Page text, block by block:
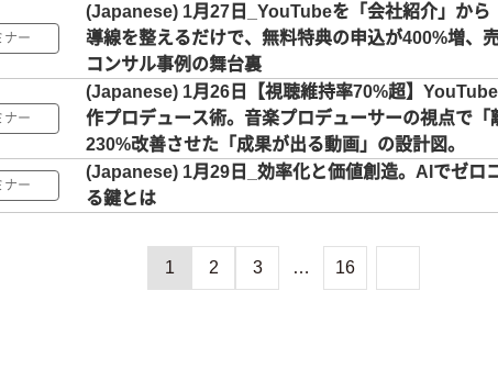
ナー
1月27日_YouTubeを「会社紹介」から
導線を整えるだけで、無料特典の申込が400%増、
コンサル事例の舞台裏
ナー
1月26日【視聴維持率70%超】
作プロデュース術。音楽プロデューサーの視点で
230%改善させた「成果が出る動画」の設計図。
ナー
1月29日_効率化と価値創造。AIでゼロ
る鍵とは
1 2 3 … 16